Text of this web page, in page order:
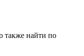
также найти по